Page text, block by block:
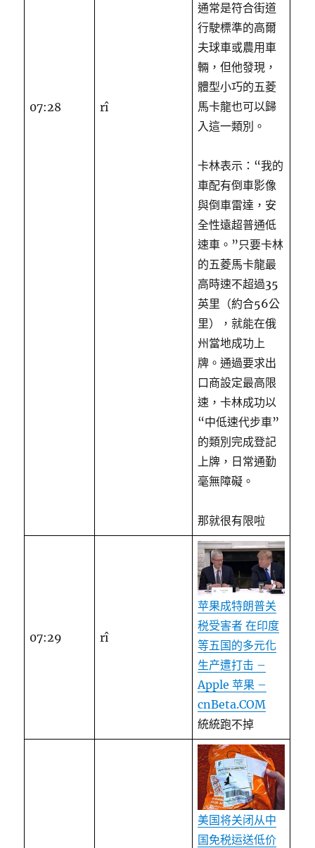
07:28 rî
通常是符合街道
行駛標準的高爾
夫球車或農用車
輛，但他發現，
體型小巧的五菱
馬卡龍也可以歸
入這一類別。
卡林表示：“我的
車配有倒車影像
與倒車雷達，安
全性遠超普通低
速車。”只要卡林
的五菱馬卡龍最
高時速不超過35
英里（約合56公
里），就能在俄
州當地成功上
牌。通過要求出
口商設定最高限
速，卡林成功以
“中低速代步車”
的類別完成登記
上牌，日常通勤
毫無障礙。
那就很有限啦
07:29 rî
苹果成特朗普关
税受害者 在印度
等五国的多元化
生产遭打击 –
Apple 苹果 –
cnBeta.COM
統統跑不掉
美国将关闭从中
国免税运送低价